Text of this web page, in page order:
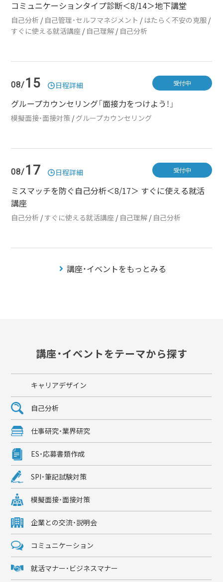
コミュニケーションタイプ診断＜8/14＞地下講堂
自己分析 / 自己管理・セルフマネジメント / はたらく不安の克服 /
すぐに使える就活講座 / 自己理解 / 自己分析
08/15 日程詳細
グループカウンセリング「面接力をつけよう！」
模擬面接・面接対策 /グループカウンセリング
受付中
08/17 日程詳細
ミスマッチを防ぐ自己分析＜8/17＞ すぐに使える就活
講座
自己分析 /すぐに使える就活講座 / 自己理解 / 自己分析
受付中
講座・イベントをもっとみる
講座・イベントをテーマから探す
キャリアデザイン
自己分析
仕事研究・業界研究
ES・応募書類作成
SPI・筆記試験対策
模擬面接・面接対策
企業との交流・説明会
コミュニケーション
就活マナー・ビジネスマナー